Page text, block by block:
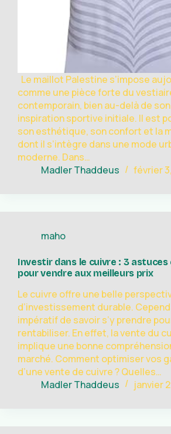
Le maillot Palestine s’impose
comme une pièce forte du
contemporain, bien au-delà de son
inspiration sportive initiale. Il est
son esthétique, son confort et la
dont il s’intègre dans une mode
moderne. Dans…
Madler Thaddeus
février
maho
Investir dans le cuivre : 3
pour vendre aux meilleurs prix
Le cuivre offre une belle
d’investissement durable.
impératif de savoir s’y prendre
rentabiliser. En effet, la vente du
implique une bonne
marché. Comment optimiser vos
d’une vente de cuivre ? Quelles…
Madler Thaddeus
janvier